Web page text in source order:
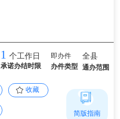
1 个工作日
承诺办结时限
即办件
办件类型
全县
通办范围
收藏
简版指南